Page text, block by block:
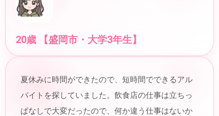
20歳 【盛岡市・大学3年生】
夏休みに時間ができたので、短時間でできるアル
バイトを探していました。飲食店の仕事は立ちっ
ぱなしで大変だったので、何か違う仕事はないか